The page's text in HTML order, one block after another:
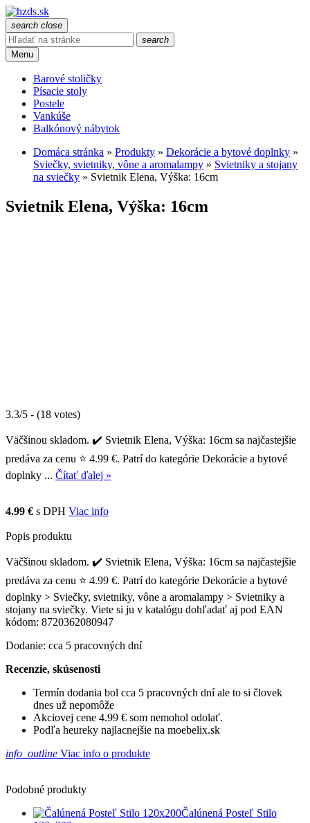
search close
search
Menu
Barové stoličky
Písacie stoly
Postele
Vankúše
Balkónový nábytok
Domáca stránka » Produkty » Dekorácie a bytové doplnky »
Sviečky, svietniky, vône a aromalampy » Svietniky a stojany
na sviečky » Svietnik Elena, Výška: 16cm
Svietnik Elena, Výška: 16cm
3.3/5 - (18 votes)
Väčšinou skladom. ✔️ Svietnik Elena, Výška: 16cm sa najčastejšie
predáva za cenu ⭐ 4.99 €. Patrí do kategórie Dekorácie a bytové
doplnky ... Čítať ďalej »
4.99 € s DPH Viac info
Popis produktu
Väčšinou skladom. ✔️ Svietnik Elena, Výška: 16cm sa najčastejšie
predáva za cenu ⭐ 4.99 €. Patrí do kategórie Dekorácie a bytové
doplnky > Sviečky, svietniky, vône a aromalampy > Svietniky a
stojany na sviečky. Viete si ju v katalógu dohľadať aj pod EAN
kódom: 8720362080947
Dodanie: cca 5 pracovných dní
Recenzie, skúsenosti
Termín dodania bol cca 5 pracovných dní ale to si človek
dnes už nepomôže
Akciovej cene 4.99 € som nemohol odolať.
Podľa heureky najlacnejšie na moebelix.sk
info_outline Viac info o produkte
Podobné produkty
Čalúnená Posteľ Stilo